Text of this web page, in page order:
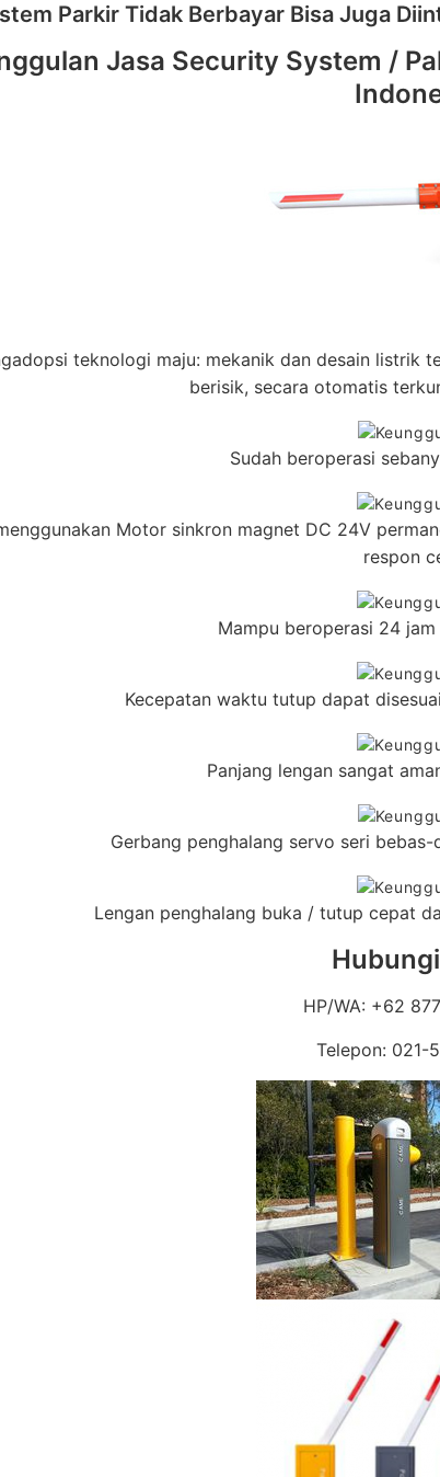
Parkir Tidak Berbayar Bisa Juga
Jasa Security System /
teknologi maju: mekanik dan desain
berisik, secara otomatis
Sudah beroperasi
Motor sinkron magnet DC 24V
respon
Mampu beroperasi 24
Kecepatan waktu tutup dapat
Panjang lengan sangat
Gerbang penghalang servo seri
Lengan penghalang buka / tutup cepat
HP/WA: +62
Telepon: 021-